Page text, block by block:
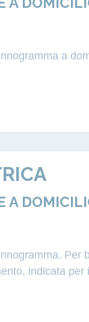
a
A
Per
indicata per